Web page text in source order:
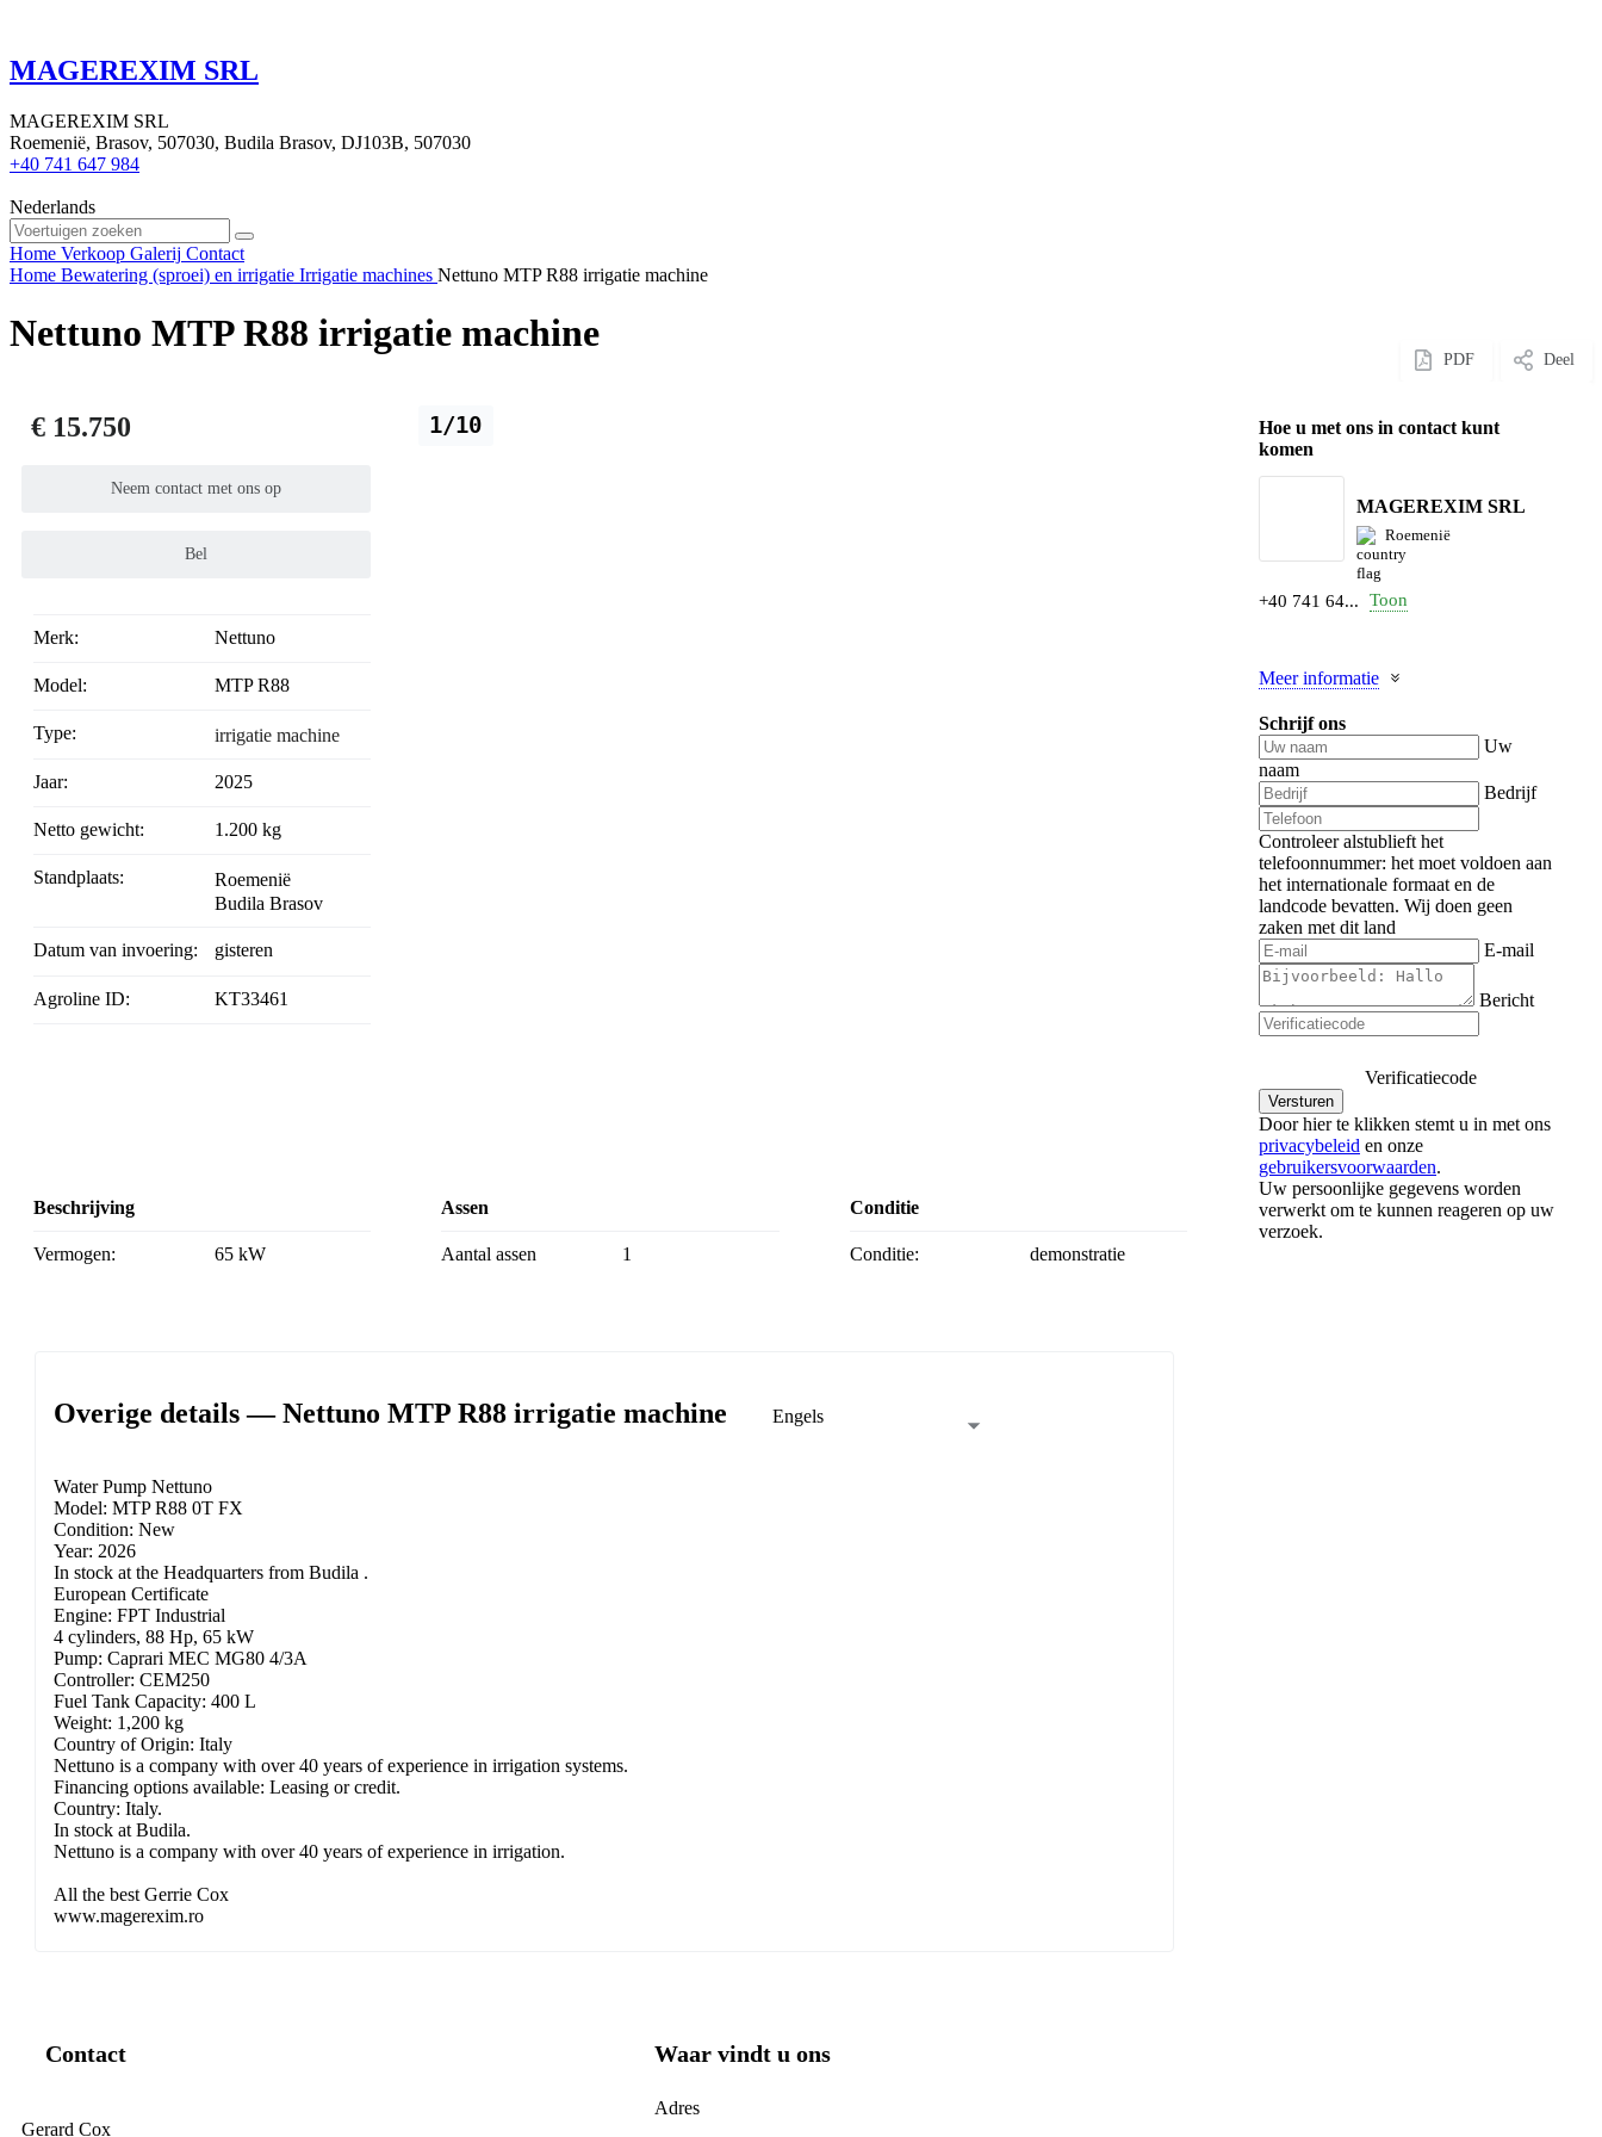
MAGEREXIM SRL
MAGEREXIM SRL
Roemenië, Brasov, 507030, Budila Brasov, DJ103B, 507030
+40 741 647 984
Nederlands
Home Verkoop Galerij Contact
Home Bewatering (sproei) en irrigatie Irrigatie machines Nettuno MTP R88 irrigatie machine
Nettuno MTP R88 irrigatie machine
PDF Deel
1/10
€ 15.750
Neem contact met ons op
Bel
Merk: Nettuno
Model: MTP R88
Type: irrigatie machine
Jaar: 2025
Netto gewicht: 1.200 kg
Standplaats:
Roemenië
Budila Brasov
Datum van invoering: gisteren
Agroline ID: KT33461
Beschrijving
Vermogen: 65 kW
Assen
Aantal assen 1
Conditie
Conditie: demonstratie
Overige details — Nettuno MTP R88 irrigatie machine Engels
Water Pump Nettuno
Model: MTP R88 0T FX
Condition: New
Year: 2026
In stock at the Headquarters from Budila .
European Certificate
Engine: FPT Industrial
4 cylinders, 88 Hp, 65 kW
Pump: Caprari MEC MG80 4/3A
Controller: CEM250
Fuel Tank Capacity: 400 L
Weight: 1,200 kg
Country of Origin: Italy
Nettuno is a company with over 40 years of experience in irrigation systems.
Financing options available: Leasing or credit.
Country: Italy.
In stock at Budila.
Nettuno is a company with over 40 years of experience in irrigation.
All the best Gerrie Cox
www.magerexim.ro
Hoe u met ons in contact kunt
komen
MAGEREXIM SRL
Roemenië
+40 741 64... Toon
Meer informatie
Schrijf ons
Uw
naam
Bedrijf
Controleer alstublieft het
telefoonnummer: het moet voldoen aan
het internationale formaat en de
landcode bevatten. Wij doen geen
zaken met dit land
E-mail
Bericht
Verificatiecode
Door hier te klikken stemt u in met ons
privacybeleid en onze
gebruikersvoorwaarden.
Uw persoonlijke gegevens worden
verwerkt om te kunnen reageren op uw
verzoek.
Contact
Gerard Cox
Waar vindt u ons
Adres